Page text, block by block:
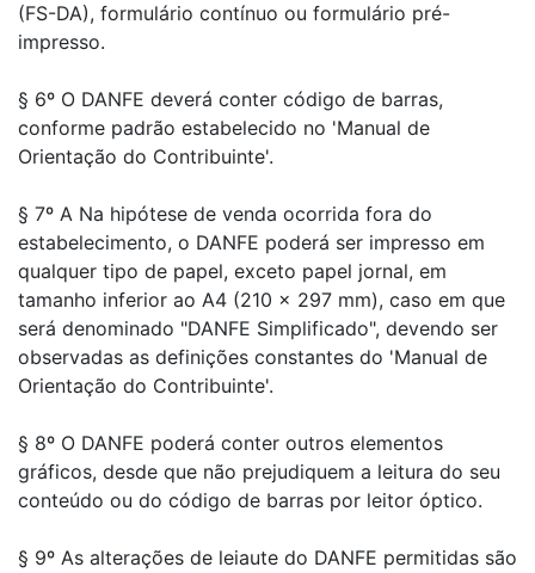
(FS-DA), formulário contínuo ou formulário pré-
impresso.
§ 6º O DANFE deverá conter código de barras,
conforme padrão estabelecido no 'Manual de
Orientação do Contribuinte'.
§ 7º A Na hipótese de venda ocorrida fora do
estabelecimento, o DANFE poderá ser impresso em
qualquer tipo de papel, exceto papel jornal, em
tamanho inferior ao A4 (210 x 297 mm), caso em que
será denominado "DANFE Simplificado", devendo ser
observadas as definições constantes do 'Manual de
Orientação do Contribuinte'.
§ 8º O DANFE poderá conter outros elementos
gráficos, desde que não prejudiquem a leitura do seu
conteúdo ou do código de barras por leitor óptico.
§ 9º As alterações de leiaute do DANFE permitidas são